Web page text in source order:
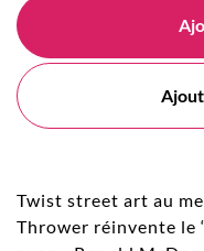
Twist street art au
Thrower réinvente le